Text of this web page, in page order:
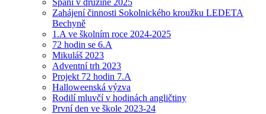
Spaní v družině 2025
Zahájení činnosti Sokolnického kroužku LEDETA
Bechyně
1.A ve školním roce 2024-2025
72 hodin se 6.A
Mikuláš 2023
Adventní trh 2023
Projekt 72 hodin 7.A
Halloweenská výzva
Rodilí mluvčí v hodinách angličtiny
První den ve škole 2023-24